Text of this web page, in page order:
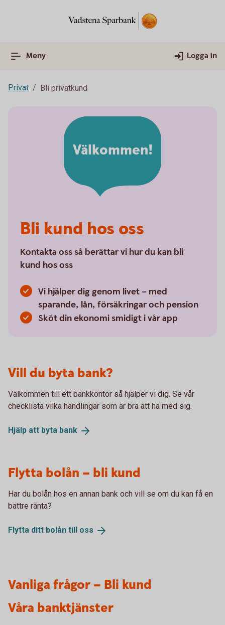
Meny Logga in
Privat Bli privatkund
Bli kund hos oss
Kontakta oss så berättar vi hur du kan bli
kund hos oss
Vi hjälper dig genom livet – med
sparande, lån, försäkringar och pension
Sköt din ekonomi smidigt i vår app
Välkommen!
Vill du byta bank?
Välkommen till ett bankkontor så hjälper vi dig. Se vår
checklista vilka handlingar som är bra att ha med sig.
Hjälp att byta bank
Flytta bolån – bli kund
Har du bolån hos en annan bank och vill se om du kan få en
bättre ränta?
Flytta ditt bolån till oss
Vanliga frågor – Bli kund
Våra banktjänster